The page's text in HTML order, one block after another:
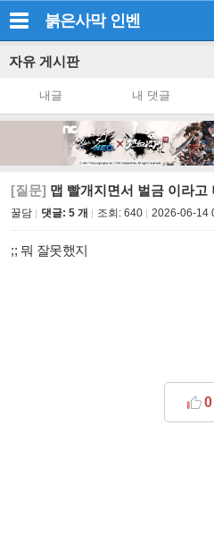
붉은사막 인벤
자유 게시판
내글 내 댓글
[질문] 맵 빨개지면서 벌금 이라
꿀담 댓글: 5 개 조회: 640 2026-06-14
;; 뭐 잘못했지
0